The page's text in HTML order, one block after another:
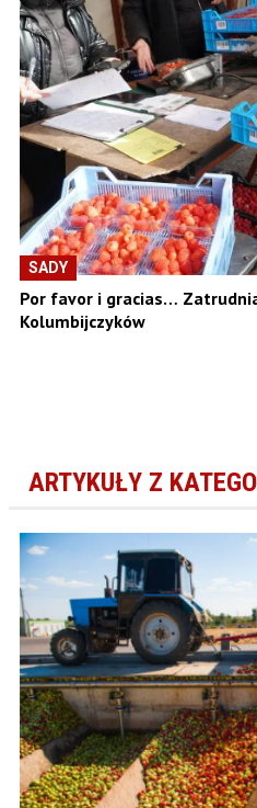
SADY
Por favor i gracias…
Kolumbijczyków
ARTYKUŁY Z